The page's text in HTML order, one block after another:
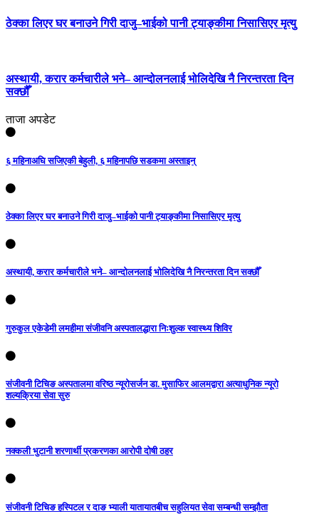
ठेक्का लिएर घर बनाउने गिरी दाजु–भाईको पानी ट्याङ्कीमा निसासिएर मृत्यु
अस्थायी, करार कर्मचारीले भने– आन्दोलनलाई भोलिदेखि नै निरन्तरता दिन
सक्छौँ
ताजा अपडेट
६ महिनाअघि सजिएकी बेहुली, ६ महिनापछि सडकमा अस्ताइन्
ठेक्का लिएर घर बनाउने गिरी दाजु–भाईको पानी ट्याङ्कीमा निसासिएर मृत्यु
अस्थायी, करार कर्मचारीले भने– आन्दोलनलाई भोलिदेखि नै निरन्तरता दिन सक्छौँ
गुरुकुल एकेडेमी लमहीमा संजीवनि अस्पतालद्धारा निःशुल्क स्वास्थ्य शिविर
संजीवनी टिचिङ अस्पतालमा वरिष्ठ न्यूरोसर्जन डा. मुसाफिर आलमद्वारा अत्याधुनिक न्यूरो
शल्यक्रिया सेवा सुरु
नक्कली भुटानी शरणार्थी प्रकरणका आरोपी दोषी ठहर
संजीवनी टिचिङ हस्पिटल र दाङ भ्याली यातायातबीच सहुलियत सेवा सम्बन्धी सम्झौता